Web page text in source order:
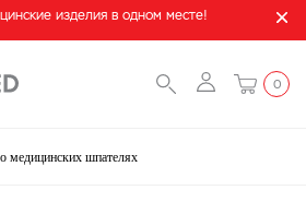
изделия в одном месте!
0
медицинских шпателях